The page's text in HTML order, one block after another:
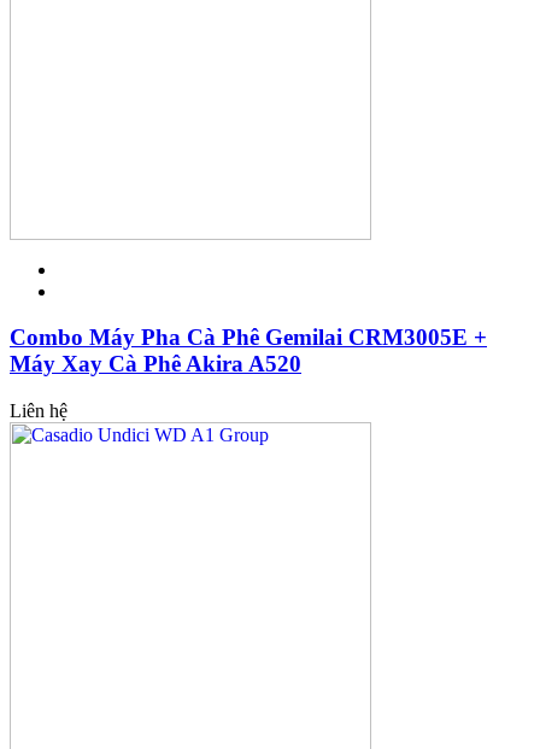
Combo Máy Pha Cà Phê Gemilai CRM3005E +
Máy Xay Cà Phê Akira A520
Liên hệ